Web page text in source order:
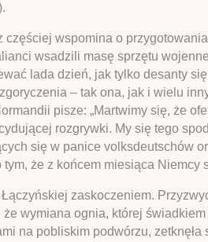
wspomina o
wsadzili masę sprzętu
lada dzień, jak tylko desanty
– tak ona, jak i wielu
pisze: „Martwimy się, że
rozgrywki. My się tego
się w panice volksdeutschów
że z końcem miesiąca Niemcy
zaskoczeniem.
wymiana ognia, której
na pobliskim podwórzu,